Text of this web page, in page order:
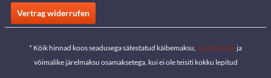
Vertrag widerrufen
* Kõik hinnad koos seadusega sätestatud käibemaksu, saatekulude ja
võimalike järelmaksu osamaksetega, kui ei ole teisiti kokku lepitud